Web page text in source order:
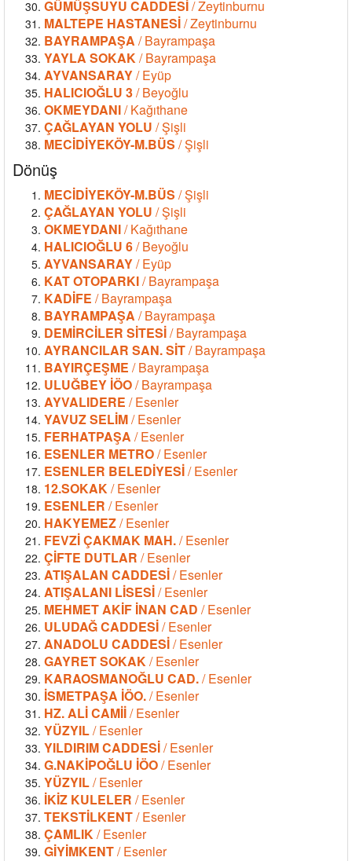
GÜMÜŞSUYU CADDESİ/ Zeytinburnu
MALTEPE HASTANESİ/ Zeytinburnu
BAYRAMPAŞA / Bayrampaşa
YAYLA SOKAK/ Bayrampaşa
AYVANSARAY/ Eyüp
HALICIOĞLU 3/ Beyoğlu
OKMEYDANI/ Kağıthane
ÇAĞLAYAN YOLU / Şişli
MECİDİYEKÖY-M.BÜS / Şişli
Dönüş
MECİDİYEKÖY-M.BÜS / Şişli
ÇAĞLAYAN YOLU / Şişli
OKMEYDANI/ Kağıthane
HALICIOĞLU 6/ Beyoğlu
AYVANSARAY/ Eyüp
KAT OTOPARKI/ Bayrampaşa
KADİFE / Bayrampaşa
BAYRAMPAŞA / Bayrampaşa
DEMİRCİLER SİTESİ/ Bayrampaşa
AYRANCILAR SAN. SİT/ Bayrampaşa
BAYIRÇEŞME / Bayrampaşa
ULUĞBEY İÖO/ Bayrampaşa
AYVALIDERE / Esenler
YAVUZ SELİM/ Esenler
FERHATPAŞA / Esenler
ESENLER METRO/ Esenler
ESENLER BELEDİYESİ/ Esenler
12.SOKAK/ Esenler
ESENLER / Esenler
HAKYEMEZ/ Esenler
FEVZİ ÇAKMAK MAH./ Esenler
ÇİFTE DUTLAR / Esenler
ATIŞALAN CADDESİ/ Esenler
ATIŞALANI LİSESİ/ Esenler
MEHMET AKİF İNAN CAD / Esenler
ULUDAĞ CADDESİ/ Esenler
ANADOLU CADDESİ/ Esenler
GAYRET SOKAK/ Esenler
KARAOSMANOĞLU CAD./ Esenler
İSMETPAŞA İÖO./ Esenler
HZ. ALİ CAMİİ/ Esenler
YÜZYIL/ Esenler
YILDIRIM CADDESİ/ Esenler
G.NAKİPOĞLU İÖO/ Esenler
YÜZYIL/ Esenler
İKİZ KULELER / Esenler
TEKSTİLKENT/ Esenler
ÇAMLIK/ Esenler
GİYİMKENT/ Esenler